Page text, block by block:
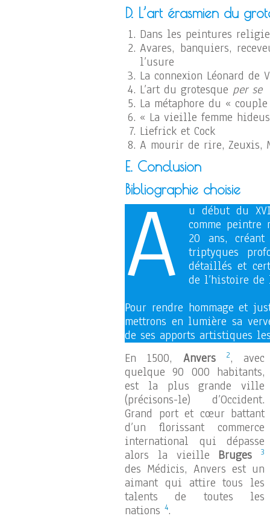
D. L’art érasmien du
Dans les peintures
Avares, banquiers,
l’usure
La connexion Léonard de
L’art du grotesque per se
La métaphore du «
« La vieille femme
Liefrick et Cock
A mourir de rire, Zeuxis,
E. Conclusion
Bibliographie choisie
A u début du
comme
20 ans,
triptyques
détaillés et
de l’histoire
Pour rendre hommage et
mettrons en lumière sa
de ses apports artistiques
En 1500, Anvers 2, avec
quelque 90 000 habitants,
est la plus grande ville
(précisons-le) d’Occident.
Grand port et cœur battant
d’un florissant commerce
international qui dépasse
alors la vieille Bruges 3
des Médicis, Anvers est un
aimant qui attire tous les
talents de toutes les
nations 4.